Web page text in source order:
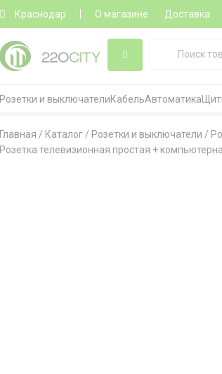
Краснодар О магазине Доставка
Розетки и выключателиКабельАвтоматика
Главная / Каталог / Розетки и выключатели /
Розетка телевизионная простая +